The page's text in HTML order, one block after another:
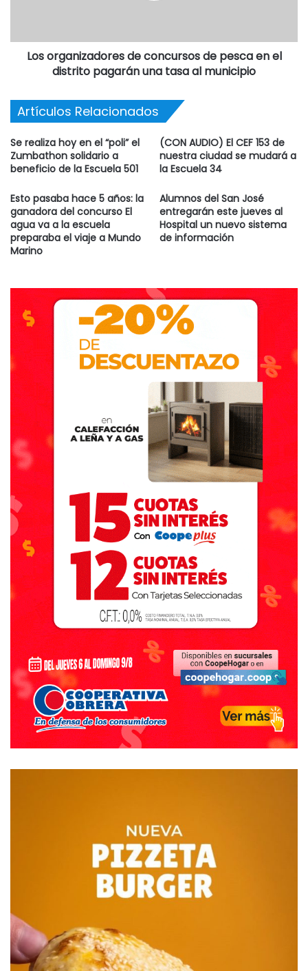
Los organizadores de concursos de pesca en el
distrito pagarán una tasa al municipio
Artículos Relacionados
Se realiza hoy en el “poli” el
Zumbathon solidario a
beneficio de la Escuela 501
(CON AUDIO) El CEF 153 de
nuestra ciudad se mudará a
la Escuela 34
Esto pasaba hace 5 años: la
ganadora del concurso El
agua va a la escuela
preparaba el viaje a Mundo
Marino
Alumnos del San José
entregarán este jueves al
Hospital un nuevo sistema
de información